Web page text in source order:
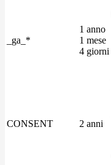
_ga_*
1 anno
1 mese
4 giorni
CONSENT 2 anni